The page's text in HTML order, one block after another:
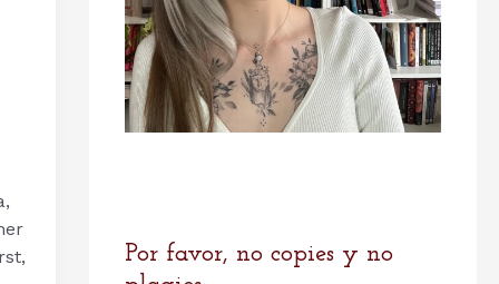
Por favor, no copies y no